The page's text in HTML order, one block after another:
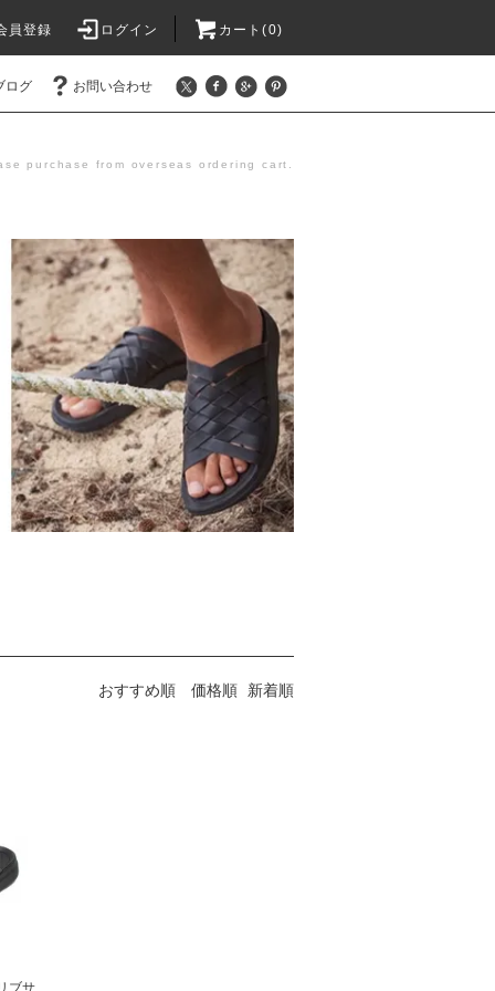
員登録 ログイン カート(0)
ログ お問い合わせ
purchase from overseas ordering cart.
おすすめ順 価格順 新着順
ブサ